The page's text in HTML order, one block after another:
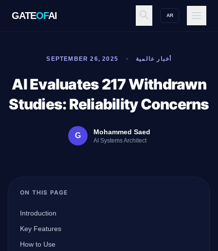
GATEOFAI AR
GATE OFAI
Explore
SEPTEMBER 26, 2025 أخبار عالمية
AI Evaluates 217 Withdrawn
Studies: Reliability Concerns
G Mohammed Saed
AI Systems Architect
ON THIS PAGE
Introduction
Key Features
How to Use